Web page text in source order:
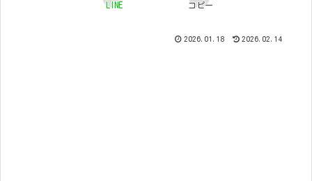
LINE コピー
2026.01.18 2026.02.14